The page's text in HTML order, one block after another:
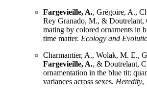
Fargevieille, A., Grégoire, A.,
Rey Granado, M., & Doutrelant,
mating by colored ornaments in
time matter. Ecology and
Charmantier, A., Wolak, M. E.,
Fargevieille, A., & Doutrelant,
ornamentation in the blue tit:
variances across sexes. Heredity,